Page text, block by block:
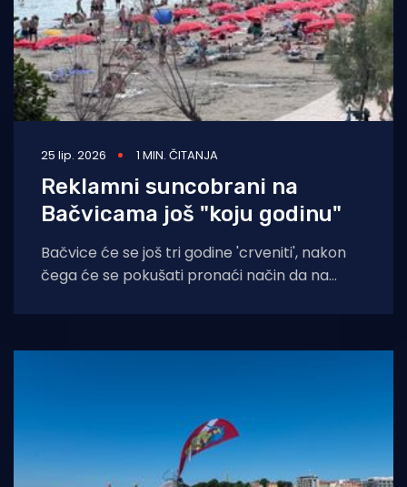
Ribolov
Ekologija
Tradicija i kultura
25 lip. 2026 1 MIN. ČITANJA
Reklamni suncobrani na
Bačvicama još "koju godinu"
Bačvice će se još tri godine 'crveniti', nakon
čega će se pokušati pronaći način da na